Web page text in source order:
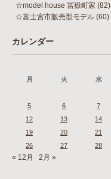
☆model house 冨嶽町家 (82)
☆富士宮市販売型モデル (60)
カレンダー
月
火 水
5
6 7
12
13 14
19
20 21
26
27 28
« 12月 2月 »